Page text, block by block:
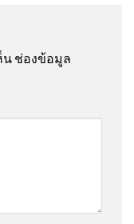
น ช่องข้อมูล